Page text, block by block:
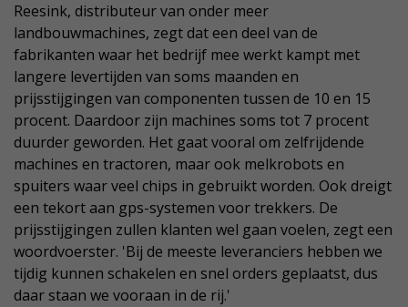
Reesink, distributeur van onder meer
landbouwmachines, zegt dat een deel van de
fabrikanten waar het bedrijf mee werkt kampt met
langere levertijden van soms maanden en
prijsstijgingen van componenten tussen de 10 en 15
procent. Daardoor zijn machines soms tot 7 procent
duurder geworden. Het gaat vooral om zelfrijdende
machines en tractoren, maar ook melkrobots en
spuiters waar veel chips in gebruikt worden. Ook dreigt
een tekort aan gps-systemen voor trekkers. De
prijsstijgingen zullen klanten wel gaan voelen, zegt een
woordvoerster. 'Bij de meeste leveranciers hebben we
tijdig kunnen schakelen en snel orders geplaatst, dus
daar staan we vooraan in de rij.'